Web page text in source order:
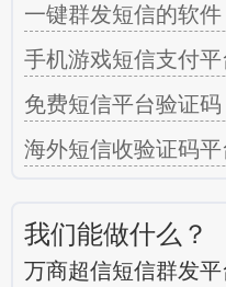
一键群发短信的软
手机游戏短信支付
免费短信平台验证
海外短信收验证码平
我们能做什么？
万商超信短信群发